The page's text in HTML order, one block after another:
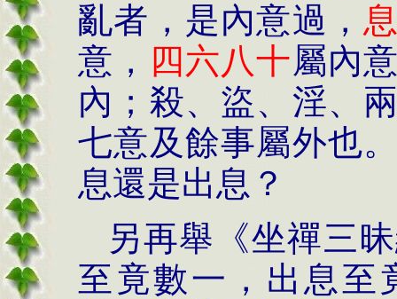
亂者，是內意過，
意，
四六八十屬內
內；殺、盜、淫、
七意及餘事屬外也
息還是出息？
另再舉《坐禪三
至竟數一，出息至